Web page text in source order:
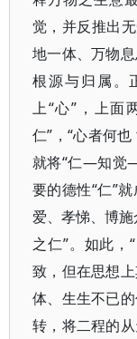
觉，并反推出
地一体、万物
根源与归属。
上“心”，上面
仁”，“心者何
就将“仁—知觉
要的德性“仁”
爱、孝悌、博
之仁”。如此，
致，但在思想
体、生生不已
转，将二程的